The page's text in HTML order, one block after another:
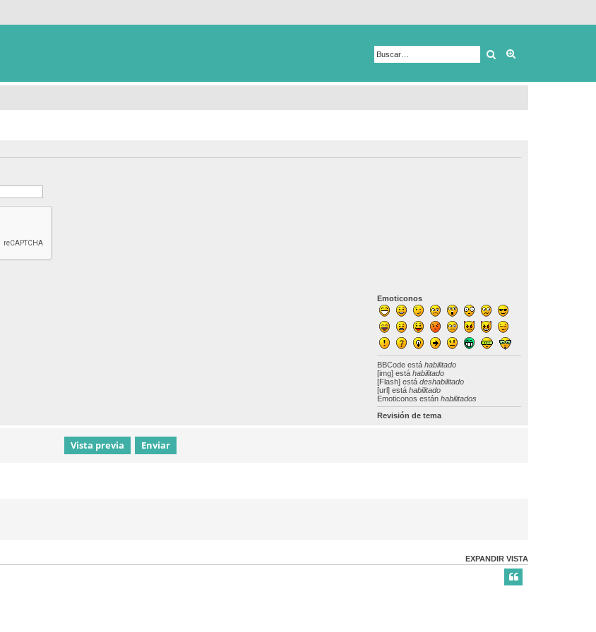
Buscar
Emoticonos
BBCode estáhabilitado
[img] estáhabilitado
[Flash] estádeshabilitado
[url] estáhabilitado
Emoticonos estánhabilitados
Revisión de tema
EXPANDIR VISTA